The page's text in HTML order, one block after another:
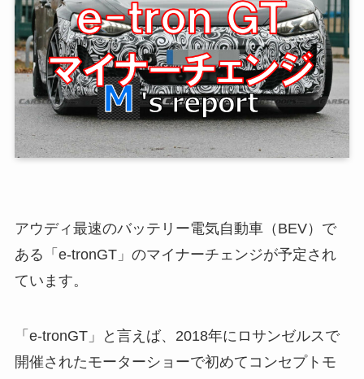
アウディ最速のバッテリー電気自動車（BEV）で
ある「e-tronGT」のマイナーチェンジが予定され
ています。
「e-tronGT」と言えば、2018年にロサンゼルスで
開催されたモーターショーで初めてコンセプトモ